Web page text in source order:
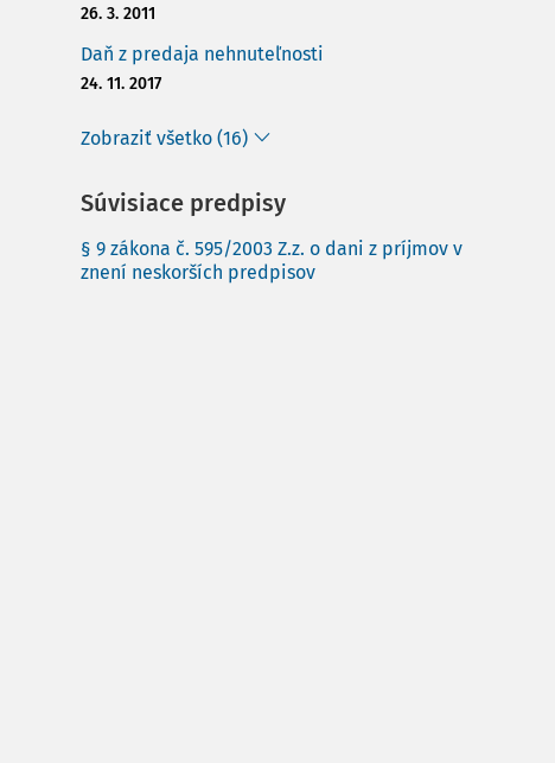
26. 3. 2011
Daň z predaja nehnuteľnosti
24. 11. 2017
Zobraziť všetko (16)
Súvisiace predpisy
§ 9 zákona č. 595/2003 Z.z. o dani z príjmov v
znení neskorších predpisov